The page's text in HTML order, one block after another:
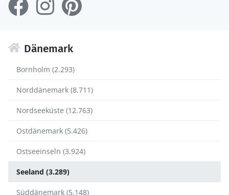
Dänemark
Bornholm (2.293)
Norddänemark (8.711)
Nordseeküste (12.763)
Ostdänemark (5.426)
Ostseeinseln (3.924)
Seeland (3.289)
Süddänemark (5.148)